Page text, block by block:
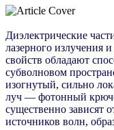
Диэлектрические
лазерного излучения
свойств обладают
субволновом
изогнутый, сильно
луч — фотонный
существенно зависят
источников волн,